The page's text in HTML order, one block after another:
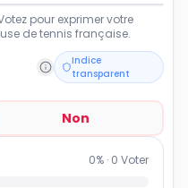
pour exprimer votre
de tennis française.
Indice
transparent
Non
0% · 0 Voter